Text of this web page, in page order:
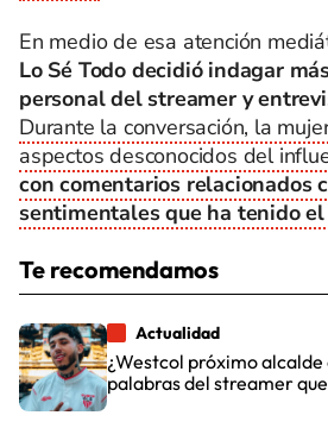
En medio de esa atención
Lo Sé Todo decidió indagar
personal del streamer y
Durante la conversación, la
aspectos desconocidos del
con comentarios relacionados
sentimentales que ha tenido el
Te recomendamos
Actualidad
¿Westcol próximo alcalde
palabras del streamer